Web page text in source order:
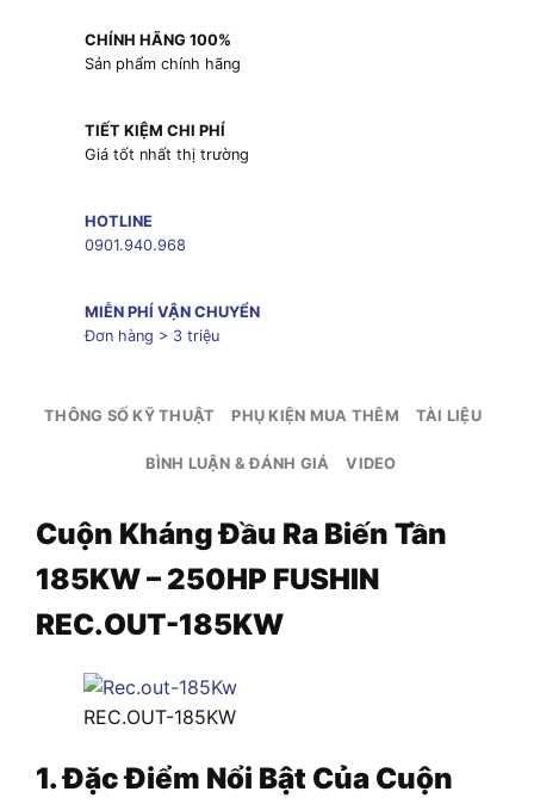
CHÍNH HÃNG 100%
Sản phẩm chính hãng
TIẾT KIỆM CHI PHÍ
Giá tốt nhất thị trường
HOTLINE
0901.940.968
MIỄN PHÍ VẬN CHUYỂN
Đơn hàng > 3 triệu
THÔNG SỐ KỸ THUẬT PHỤ KIỆN MUA THÊM TÀI LIỆU
BÌNH LUẬN & ĐÁNH GIÁ VIDEO
Cuộn Kháng Đầu Ra Biến Tần
185KW – 250HP FUSHIN
REC.OUT-185KW
REC.OUT-185KW
1. Đặc Điểm Nổi Bật Của Cuộn